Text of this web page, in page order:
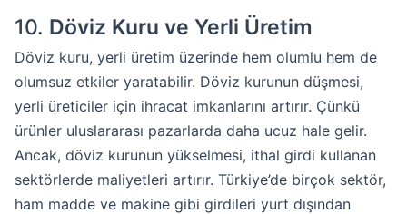
10. Döviz Kuru ve Yerli Üretim
Döviz kuru, yerli üretim üzerinde hem olumlu hem de
olumsuz etkiler yaratabilir. Döviz kurunun düşmesi,
yerli üreticiler için ihracat imkanlarını artırır. Çünkü
ürünler uluslararası pazarlarda daha ucuz hale gelir.
Ancak, döviz kurunun yükselmesi, ithal girdi kullanan
sektörlerde maliyetleri artırır. Türkiye’de birçok sektör,
ham madde ve makine gibi girdileri yurt dışından